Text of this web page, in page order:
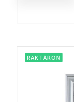
RAKTÁRON